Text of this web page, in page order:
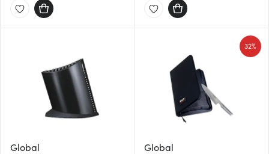
Global Global
32%